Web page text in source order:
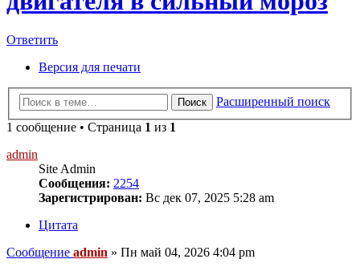
Ответить
Версия для печати
Поиск
Расширенный поиск
1 сообщение • Страница 1 из 1
admin
Site Admin
Сообщения: 2254
Зарегистрирован: Вс дек 07, 2025 5:28 am
Цитата
Сообщение admin » Пн май 04, 2026 4:04 pm